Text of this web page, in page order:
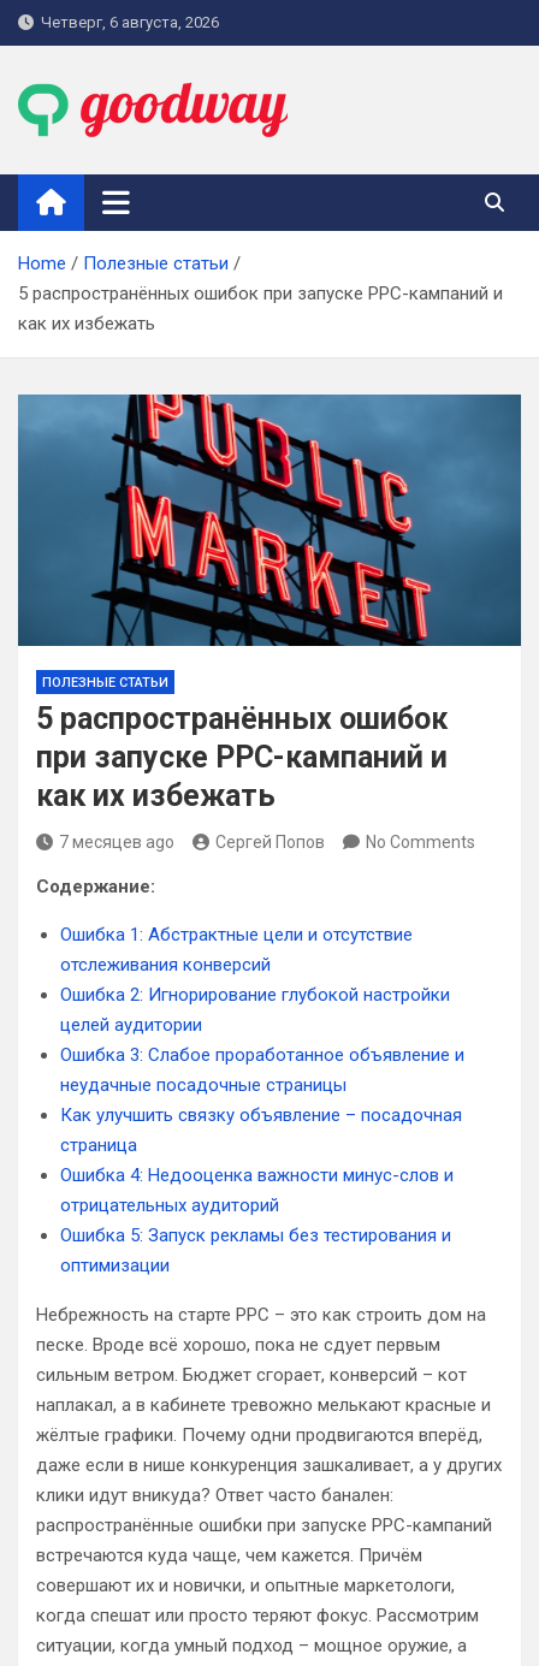
Skip
to
Четверг, 6 августа, 2026
goodway.com.ua
Home
Полезные статьи
5 распространённых ошибок при запуске PPC-кампаний и
как их избежать
ПОЛЕЗНЫЕ СТАТЬИ
5 распространённых ошибок
при запуске PPC-кампаний и
как их избежать
7 месяцев ago Сергей Попов No Comments
Содержание:
Ошибка 1: Абстрактные цели и отсутствие
отслеживания конверсий
Ошибка 2: Игнорирование глубокой настройки
целей аудитории
Ошибка 3: Слабое проработанное объявление и
неудачные посадочные страницы
Как улучшить связку объявление – посадочная
страница
Ошибка 4: Недооценка важности минус-слов и
отрицательных аудиторий
Ошибка 5: Запуск рекламы без тестирования и
оптимизации
Небрежность на старте PPC – это как строить дом на
песке. Вроде всё хорошо, пока не сдует первым
сильным ветром. Бюджет сгорает, конверсий – кот
наплакал, а в кабинете тревожно мелькают красные и
жёлтые графики. Почему одни продвигаются вперёд,
даже если в нише конкуренция зашкаливает, а у других
клики идут вникуда? Ответ часто банален:
распространённые ошибки при запуске PPC-кампаний
встречаются куда чаще, чем кажется. Причём
совершают их и новички, и опытные маркетологи,
когда спешат или просто теряют фокус. Рассмотрим
ситуации, когда умный подход – мощное оружие, а